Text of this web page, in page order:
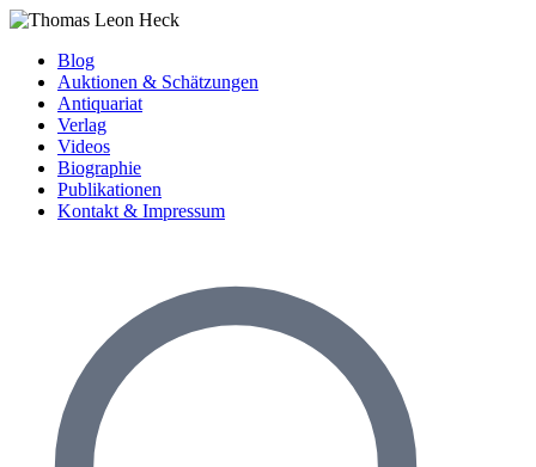
Blog
Auktionen & Schätzungen
Antiquariat
Verlag
Videos
Biographie
Publikationen
Kontakt & Impressum